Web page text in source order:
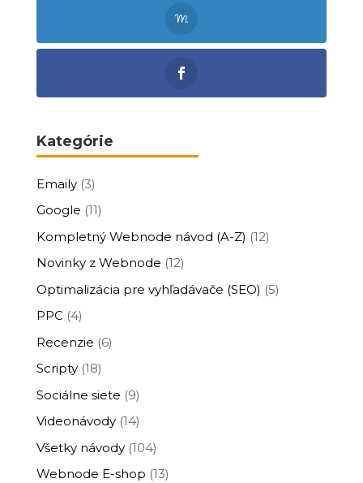
Kategórie
Emaily(3)
Google (11)
Kompletný Webnode návod (A-Z) (12)
Novinky z Webnode (12)
Optimalizácia pre vyhľadávače (SEO) (5)
PPC (4)
Recenzie (6)
Scripty(18)
Sociálne siete (9)
Videonávody(14)
Všetky návody(104)
Webnode E-shop (13)